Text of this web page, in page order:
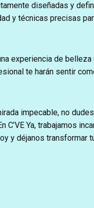
diseñadas y
y técnicas precisas
experiencia de
te harán sentir
impecable, no
Ya, trabajamos
y déjanos transformar